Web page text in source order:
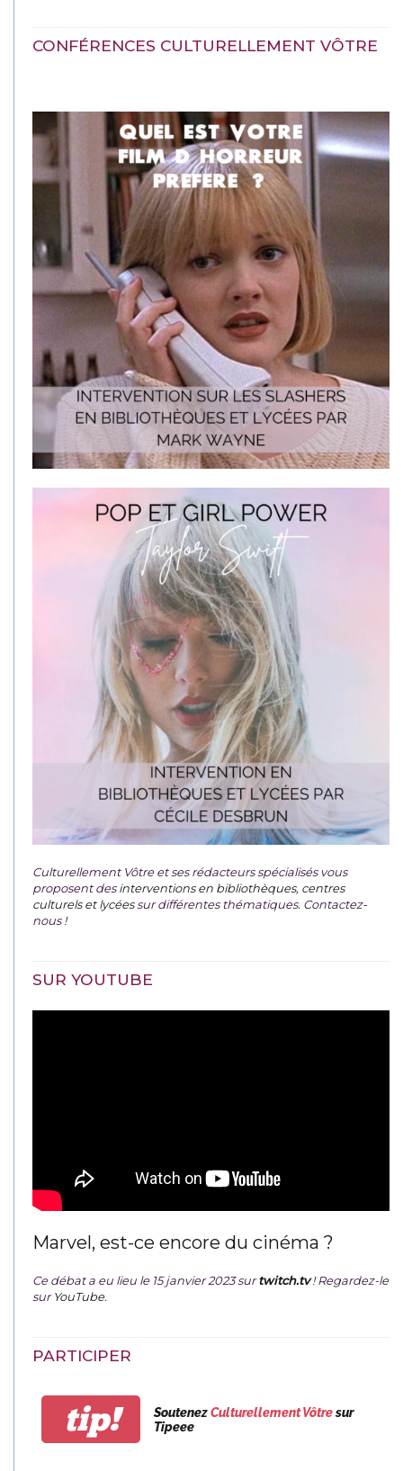
CONFÉRENCES CULTURELLEMENT VÔTRE
Culturellement Vôtre et ses rédacteurs spécialisés vous
proposent desinterventions en bibliothèques, centres
culturels et lycéessur différentes thématiques. Contactez-
nous !
SUR YOUTUBE
Marvel, est-ce encore du cinéma ?
Ce débat a eu lieu le 15 janvier 2023 surtwitch.tv ! Regardez-le
surYouTube.
PARTICIPER
tip! SoutenezCulturellement Vôtresur
Tipeee